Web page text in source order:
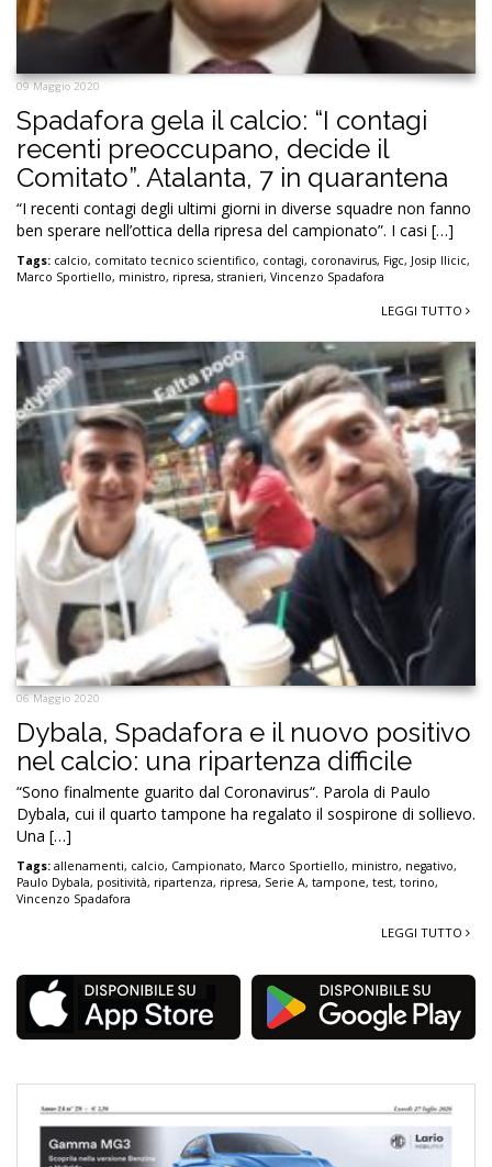
09 Maggio 2020
Spadafora gela il calcio: “I contagi
recenti preoccupano, decide il
Comitato”. Atalanta, 7 in quarantena
“I recenti contagi degli ultimi giorni in diverse squadre non fanno
ben sperare nell’ottica della ripresa del campionato”. I casi […]
Tags: calcio, comitato tecnico scientifico, contagi, coronavirus, Figc, Josip Ilicic,
Marco Sportiello, ministro, ripresa, stranieri, Vincenzo Spadafora
LEGGI TUTTO
06 Maggio 2020
Dybala, Spadafora e il nuovo positivo
nel calcio: una ripartenza difficile
“Sono finalmente guarito dal Coronavirus“. Parola di Paulo
Dybala, cui il quarto tampone ha regalato il sospirone di sollievo.
Una […]
Tags: allenamenti, calcio, Campionato, Marco Sportiello, ministro, negativo,
Paulo Dybala, positività, ripartenza, ripresa, Serie A, tampone, test, torino,
Vincenzo Spadafora
LEGGI TUTTO